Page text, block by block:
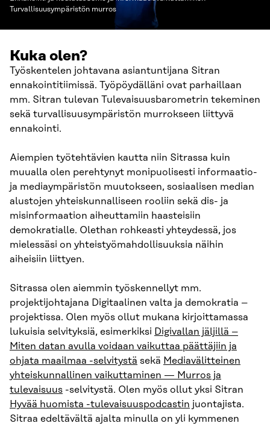
Turvallisuusympäristön murros
Kuka olen?
Työskentelen johtavana asiantuntijana Sitran
ennakointitiimissä. Työpöydälläni ovat parhaillaan
mm. Sitran tulevan Tulevaisuusbarometrin tekeminen
sekä turvallisuusympäristön murrokseen liittyvä
ennakointi.
Aiempien työtehtävien kautta niin Sitrassa kuin
muualla olen perehtynyt monipuolisesti informaatio-
ja mediaympäristön muutokseen, sosiaalisen median
alustojen yhteiskunnalliseen rooliin sekä dis- ja
misinformaation aiheuttamiin haasteisiin
demokratialle. Olethan rohkeasti yhteydessä, jos
mielessäsi on yhteistyömahdollisuuksia näihin
aiheisiin liittyen.
Sitrassa olen aiemmin työskennellyt mm.
projektijohtajana Digitaalinen valta ja demokratia –
projektissa. Olen myös ollut mukana kirjoittamassa
lukuisia selvityksiä, esimerkiksi Digivallan jäljillä –
Miten datan avulla voidaan vaikuttaa päättäjiin ja
ohjata maailmaa -selvitystä sekä Mediavälitteinen
yhteiskunnallinen vaikuttaminen — Murros ja
tulevaisuus -selvitystä. Olen myös ollut yksi Sitran
Hyvää huomista -tulevaisuuspodcastin juontajista.
Sitraa edeltävältä ajalta minulla on yli kymmenen